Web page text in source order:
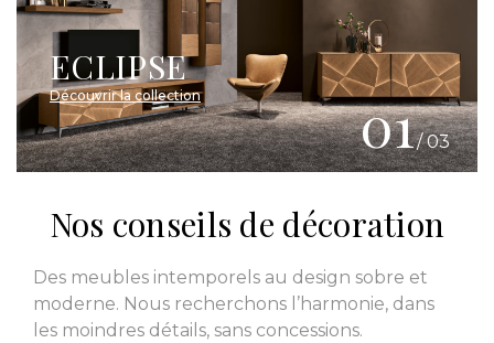
ECLIPSE
Découvrir la collection 01/ 03
Nos conseils de décoration
Des meubles intemporels au design sobre et
moderne. Nous recherchons l’harmonie, dans
les moindres détails, sans concessions.